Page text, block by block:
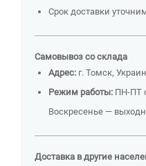
Срок доставки
Самовывоз со склада
Адрес: г. Томск,
Режим работы: ПН-ПТ
Воскресенье —
Доставка в другие